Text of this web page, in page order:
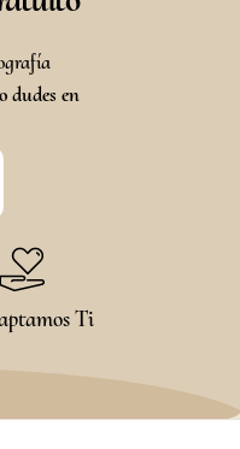
dudes en
Ti